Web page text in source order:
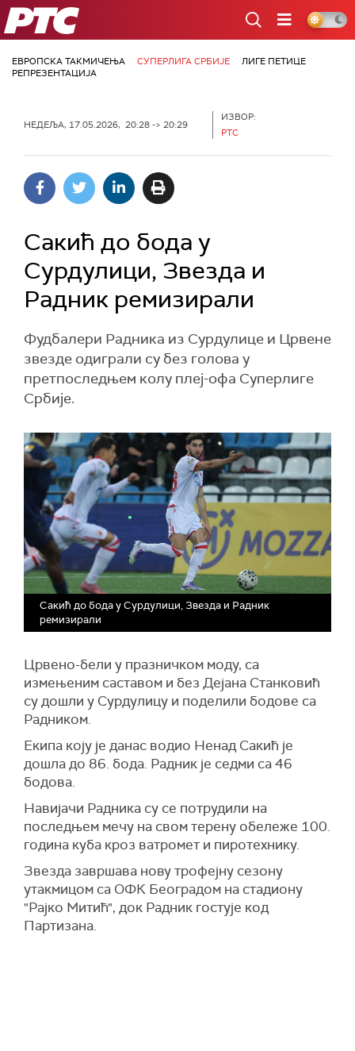
РТС
ЕВРОПСКА ТАКМИЧЕЊА СУПЕРЛИГА СРБИЈЕ
ЛИГЕ ПЕТИЦЕ
РЕПРЕЗЕНТАЦИЈА
НЕДЕЉА, 17.05.2026, 20:28 -> 20:29
ИЗВОР:
РТС
Сакић до бода у
Сурдулици, Звезда и
Радник ремизирали
Фудбалери Радника из Сурдулице и Црвене
звезде одиграли су без голова у
претпоследњем колу плеј-офа Суперлиге
Србије.
Сакић до бода у Сурдулици, Звезда и Радник
ремизирали
Црвено-бели у празничком моду, са
измењеним саставом и без Дејана Станковић
су дошли у Сурдулицу и поделили бодове са
Радником.
Екипа коју је данас водио Ненад Сакић је
дошла до 86. бода. Радник је седми са 46
бодова.
Навијачи Радника су се потрудили на
последњем мечу на свом терену обележе 100.
година куба кроз ватромет и пиротехнику.
Звезда завршава нову трофејну сезону
утакмицом са ОФК Београдом на стадиону
"Рајко Митић", док Радник гостује код
Партизана.